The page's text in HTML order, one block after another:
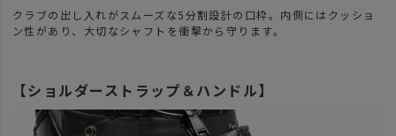
クラブの出し入れがスムーズな5分割設計の口枠。内側にはクッショ
ン性があり、大切なシャフトを衝撃から守ります。
【ショルダーストラップ＆ハンドル】